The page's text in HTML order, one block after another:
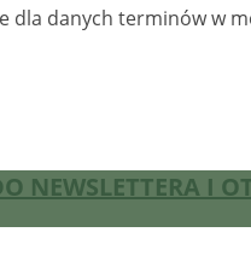
dla danych terminów w
NEWSLETTERA I